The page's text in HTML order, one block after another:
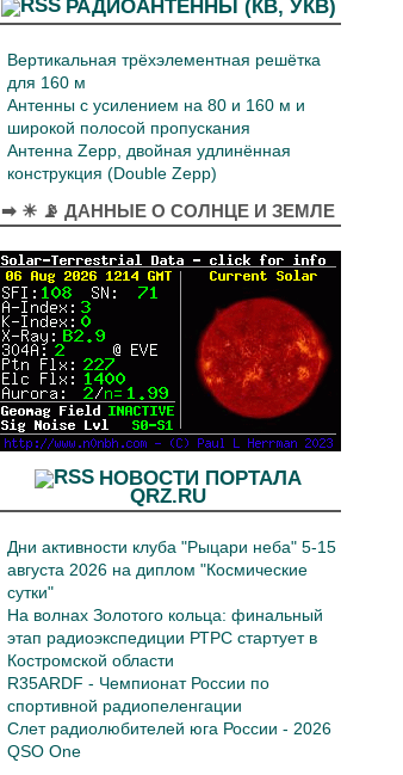
РАДИОАНТЕННЫ (КВ, УКВ)
Вертикальная трёхэлементная решётка
для 160 м
Антенны с усилением на 80 и 160 м и
широкой полосой пропускания
Антенна Zepp, двойная удлинённая
конструкция (Double Zepp)
➡ ☀ 📡 ДАННЫЕ О СОЛНЦЕ И ЗЕМЛЕ
НОВОСТИ ПОРТАЛА
QRZ.RU
Дни активности клуба "Рыцари неба" 5-15
августа 2026 на диплом "Космические
сутки"
На волнах Золотого кольца: финальный
этап радиоэкспедиции РТРС стартует в
Костромской области
R35ARDF - Чемпионат России по
спортивной радиопеленгации
Слет радиолюбителей юга России - 2026
QSO One